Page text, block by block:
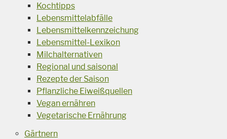
Kochtipps
Lebensmittelabfälle
Lebensmittelkennzeichung
Lebensmittel-Lexikon
Milchalternativen
Regional und saisonal
Rezepte der Saison
Pflanzliche Eiweißquellen
Vegan ernähren
Vegetarische Ernährung
Gärtnern